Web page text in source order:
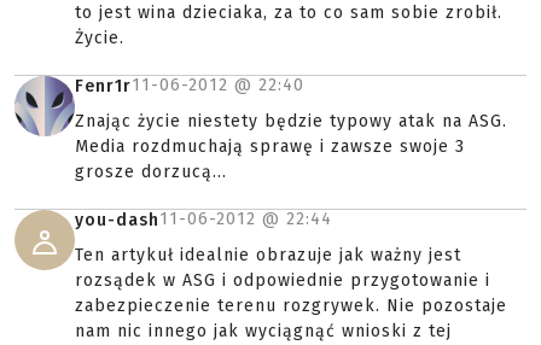
to jest wina dzieciaka, za to co sam sobie zrobił.
Życie.
Fenr1r11-06-2012 @ 22:40
Znając życie niestety będzie typowy atak na ASG.
Media rozdmuchają sprawę i zawsze swoje 3
grosze dorzucą...
you-dash11-06-2012 @ 22:44
Ten artykuł idealnie obrazuje jak ważny jest
rozsądek w ASG i odpowiednie przygotowanie i
zabezpieczenie terenu rozgrywek. Nie pozostaje
nam nic innego jak wyciągnąć wnioski z tej